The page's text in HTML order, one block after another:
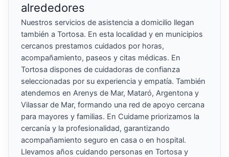
alrededores
Nuestros servicios de asistencia a domicilio llegan
también a Tortosa. En esta localidad y en municipios
cercanos prestamos cuidados por horas,
acompañamiento, paseos y citas médicas. En
Tortosa dispones de cuidadoras de confianza
seleccionadas por su experiencia y empatía. También
atendemos en Arenys de Mar, Mataró, Argentona y
Vilassar de Mar, formando una red de apoyo cercana
para mayores y familias. En Cuidame priorizamos la
cercanía y la profesionalidad, garantizando
acompañamiento seguro en casa o en hospital.
Llevamos años cuidando personas en Tortosa y